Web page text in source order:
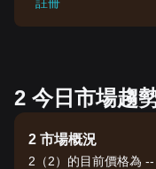
2 今日市場趨
2 市場概況
2（2）的目前價格為